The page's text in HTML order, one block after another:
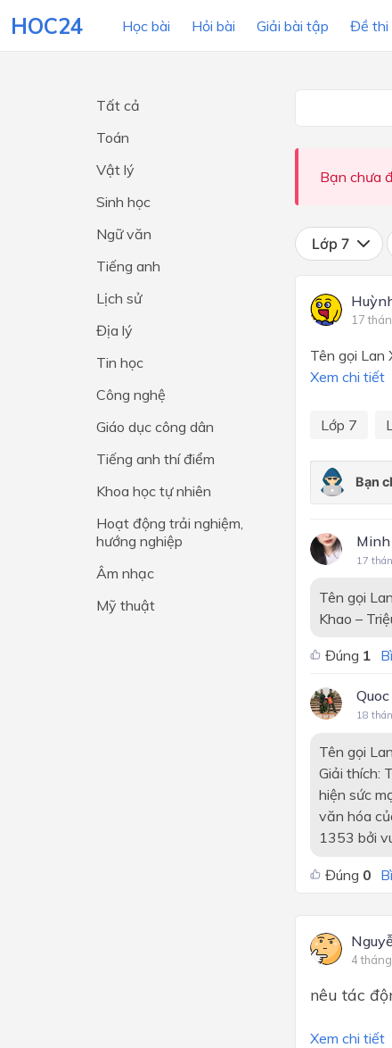
HOC24 Học bài Hỏi bài Giải bài tập Đề thi
LỚP HỌC
Lớp 12
Lớp 11
Lớp 10
Lớp 9
Lớp 8
Lớp 7
Lớp 6
Lớp 5
Lớp 4
Lớp 3
Lớp 2
Lớp 1
Tất cả
Toán
Vật lý
Sinh học
Ngữ văn
Tiếng anh
Lịch sử
Địa lý
Tin học
Công nghệ
Giáo dục công dân
Tiếng anh thí điểm
Khoa học tự nhiên
Hoạt động trải nghiệm,
hướng nghiệp
Âm nhạc
Mỹ thuật
Bạn chưa
Lớp 7
17
Tên gọi Lan
Xem chi tiết
Lớp 7
17
Tên gọi
Khao –
Đúng 1
18
Tên gọi
Giải thích:
hiện sức
văn hóa
1353 bởi
Đúng 0
4
nêu tác
Xem chi tiết